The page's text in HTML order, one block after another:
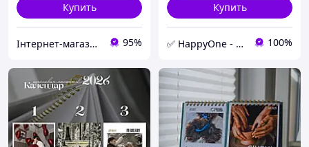
Купить
Інтернет-магазин Megusta 95%
Купить
✅ HappyOne - интернет-магазин оригинальных и полезных товаров 100%